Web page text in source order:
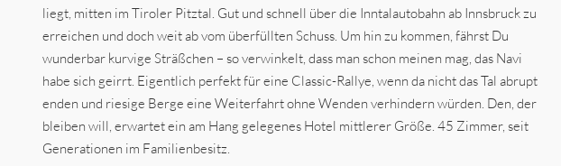
liegt, mitten im Tiroler Pitztal. Gut und schnell über die Inntalautobahn ab Innsbruck zu
erreichen und doch weit ab vom überfüllten Schuss. Um hin zu kommen, fährst Du
wunderbar kurvige Sträßchen – so verwinkelt, dass man schon meinen mag, das Navi
habe sich geirrt. Eigentlich perfekt für eine Classic-Rallye, wenn da nicht das Tal abrupt
enden und riesige Berge eine Weiterfahrt ohne Wenden verhindern würden. Den, der
bleiben will, erwartet ein am Hang gelegenes Hotel mittlerer Größe. 45 Zimmer, seit
Generationen im Familienbesitz.